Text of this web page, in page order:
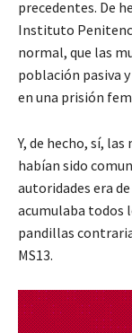
precedentes. De
Instituto
normal, que las
población pasiva
en una prisión
Y, de hecho, sí,
habían sido
autoridades era
acumulaba todos
pandillas
MS13.